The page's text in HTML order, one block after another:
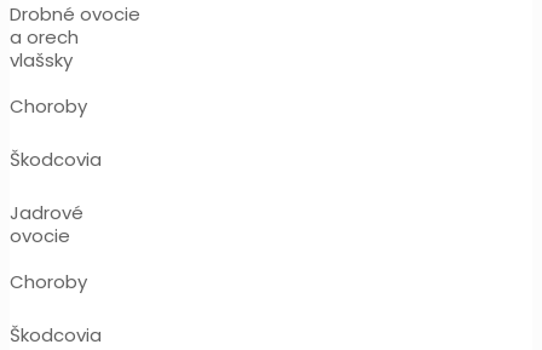
Drobné ovocie
a orech
vlašsky
Choroby
Škodcovia
Jadrové
ovocie
Choroby
Škodcovia